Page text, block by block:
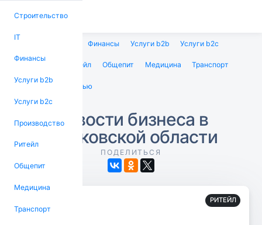
Строительство
IT
Финансы
Услуги b2b
Услуги b2c
Производство
Ритейл
Общепит
Медицина
Транспорт
Финансы Услуги b2b Услуги b2c
Ритейл Общепит Медицина Транспорт
Энергетика Интервью
Новости бизнеса в
Московской области
ПОДЕЛИТЬСЯ
РИТЕЙЛ